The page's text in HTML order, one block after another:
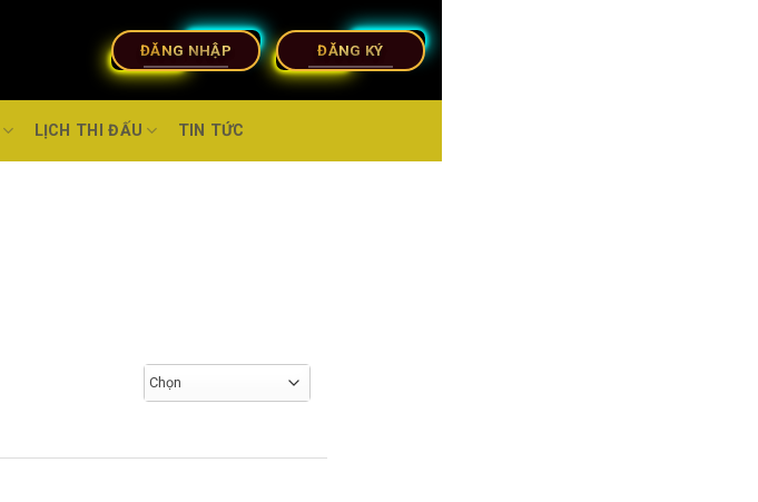
ĐĂNG NHẬP ĐĂNG KÝ
LỊCH THI ĐẤU TIN TỨC
Chọn